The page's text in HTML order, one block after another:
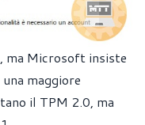
ma Microsoft insiste
maggiore
il TPM 2.0, ma